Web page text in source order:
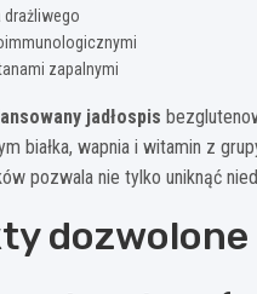
drażliwego
zapalnymi
jadłospis
białka, wapnia i witamin z
pozwala nie tylko uniknąć